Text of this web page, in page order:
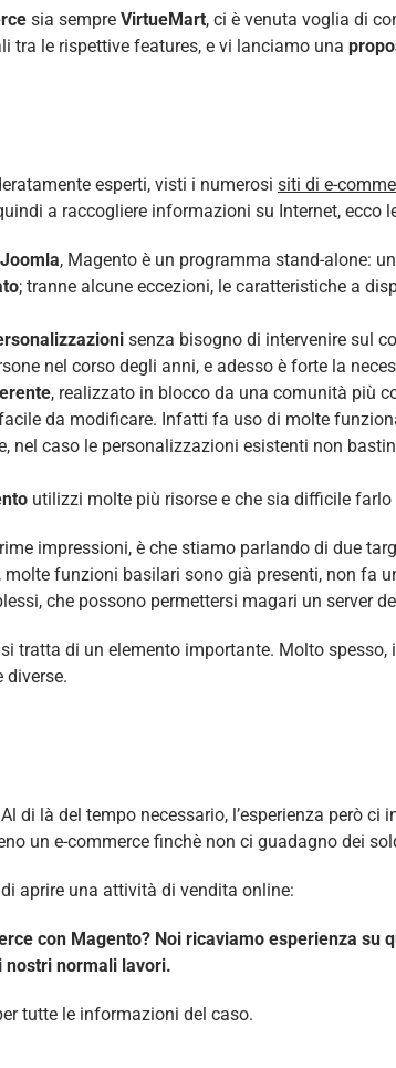
sia sempre VirtueMart, ci è venuta voglia di
tra le rispettive features, e vi lanciamo una
esperti, visti i numerosi siti di e-
a raccogliere informazioni su Internet, ecco
Joomla, Magento è un programma stand-alone:
; tranne alcune eccezioni, le caratteristiche a
senza bisogno di intervenire sul
nel corso degli anni, e adesso è forte la
, realizzato in blocco da una comunità più
da modificare. Infatti fa uso di molte
caso le personalizzazioni esistenti non
utilizzi molte più risorse e che sia difficile
impressioni, è che stiamo parlando di due
funzioni basilari sono già presenti, non fa
che possono permettersi magari un server
tratta di un elemento importante. Molto
diverse.
di là del tempo necessario, l’esperienza però
un e-commerce finchè non ci guadagno dei
aprire una attività di vendita online:
con Magento? Noi ricaviamo esperienza
nostri normali lavori.
tutte le informazioni del caso.